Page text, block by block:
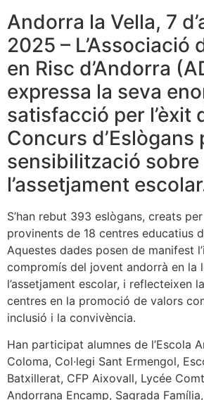
Andorra la Vella, 7
2025 – L’Associació
en Risc d’Andorra
expressa la seva
satisfacció per l’èxit
Concurs d’Eslògans
sensibilització sobre
l’assetjament
S’han rebut 393 eslògans, creats
provinents de 18 centres educatius
Aquestes dades posen de manifest
compromís del jovent andorrà en la
l’assetjament escolar, i reflecteixen
centres en la promoció de valors
inclusió i la convivència.
Han participat alumnes de l’Escola
Coloma, Col·legi Sant Ermengol,
Batxillerat, CFP Aixovall, Lycée
Andorrana Encamp, Sagrada